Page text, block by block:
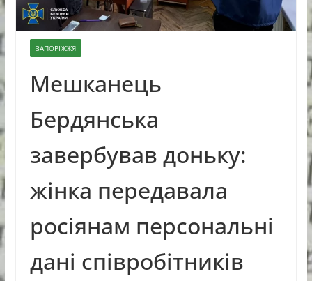
ЗАПОРІЖЖЯ
Мешканець
Бердянська
завербував доньку:
жінка передавала
росіянам персональні
дані співробітників